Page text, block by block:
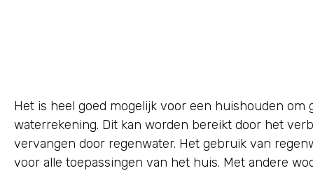
Het is heel goed mogelijk voor een huishouden om
waterrekening. Dit kan worden bereikt door het
vervangen door regenwater. Het gebruik van
voor alle toepassingen van het huis. Met andere